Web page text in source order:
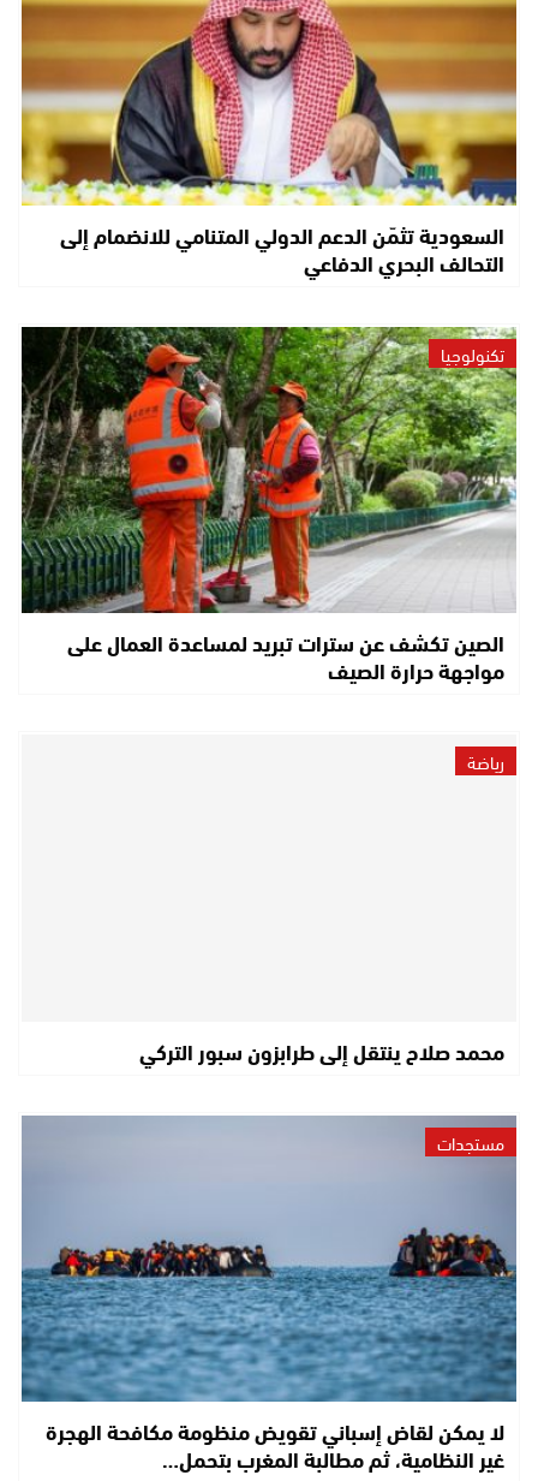
السعودية تثمّن الدعم الدولي المتنامي للانضمام إلى
التحالف البحري الدفاعي
تكنولوجيا
الصين تكشف عن سترات تبريد لمساعدة العمال على
مواجهة حرارة الصيف
رياضة
محمد صلاح ينتقل إلى طرابزون سبور التركي
مستجدات
لا يمكن لقاض إسباني تقويض منظومة مكافحة الهجرة
غير النظامية، ثم مطالبة المغرب بتحمل…